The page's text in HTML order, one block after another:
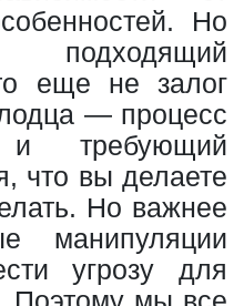
Но
подходящий
еще не залог
— процесс
и требующий
что вы делаете
Но важнее
манипуляции
угрозу для